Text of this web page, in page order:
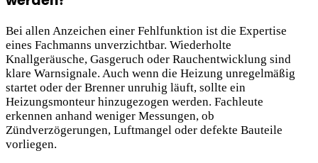
Bei allen Anzeichen einer Fehlfunktion ist die Expertise
eines Fachmanns unverzichtbar. Wiederholte
Knallgeräusche, Gasgeruch oder Rauchentwicklung sind
klare Warnsignale. Auch wenn die Heizung unregelmäßig
startet oder der Brenner unruhig läuft, sollte ein
Heizungsmonteur hinzugezogen werden. Fachleute
erkennen anhand weniger Messungen, ob
Zündverzögerungen, Luftmangel oder defekte Bauteile
vorliegen.